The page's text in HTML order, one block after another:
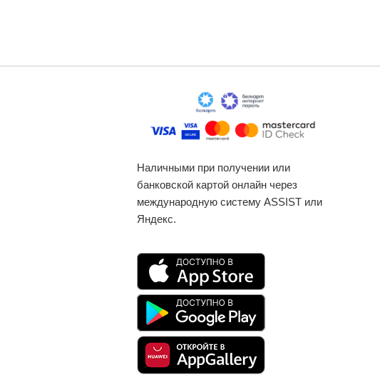
Наличными при получении или
банковской картой онлайн через
международную систему ASSIST или
Яндекс.